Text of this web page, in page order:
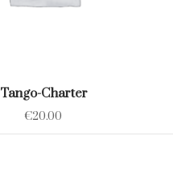
Tango-Charter
€20.00